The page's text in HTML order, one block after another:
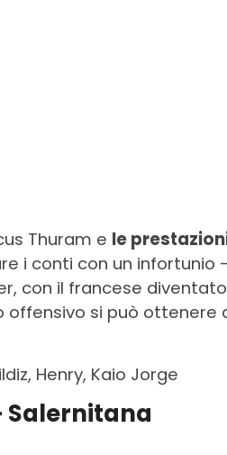
Thuram e le
i conti con un infortunio
con il francese
offensivo si può
Henry, Kaio Jorge
Salernitana